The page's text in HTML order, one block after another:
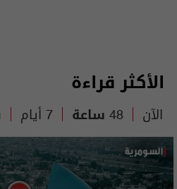
الأكثر قراءة
الآن 48 ساعة 7 أيام